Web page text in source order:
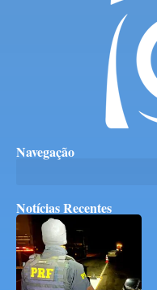
Navegação
Notícias Recentes